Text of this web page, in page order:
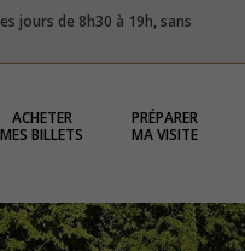
jours de 8h30 à 19h, sans
ACHETER
MES BILLETS
PRÉPARER
MA VISITE